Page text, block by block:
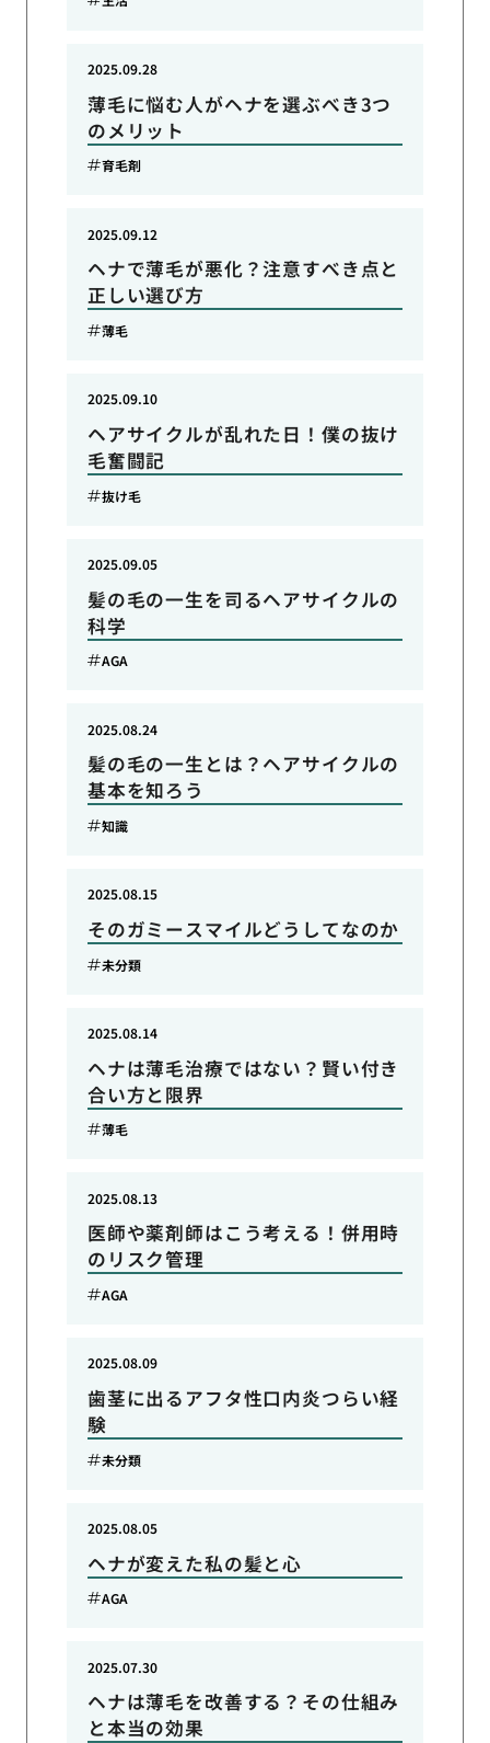
薄毛に悩む人がヘナを選ぶべき3つ
のメリット
2025.09.28
育毛剤
ヘナで薄毛が悪化？注意すべき点と
正しい選び方
2025.09.12
薄毛
ヘアサイクルが乱れた日！僕の抜け
毛奮闘記
2025.09.10
抜け毛
髪の毛の一生を司るヘアサイクルの
科学
2025.09.05
AGA
髪の毛の一生とは？ヘアサイクルの
基本を知ろう
2025.08.24
知識
そのガミースマイルどうしてなのか
2025.08.15
未分類
ヘナは薄毛治療ではない？賢い付き
合い方と限界
2025.08.14
薄毛
医師や薬剤師はこう考える！併用時
のリスク管理
2025.08.13
AGA
歯茎に出るアフタ性口内炎つらい経
験
2025.08.09
未分類
ヘナが変えた私の髪と心
2025.08.05
AGA
ヘナは薄毛を改善する？その仕組み
と本当の効果
2025.07.30